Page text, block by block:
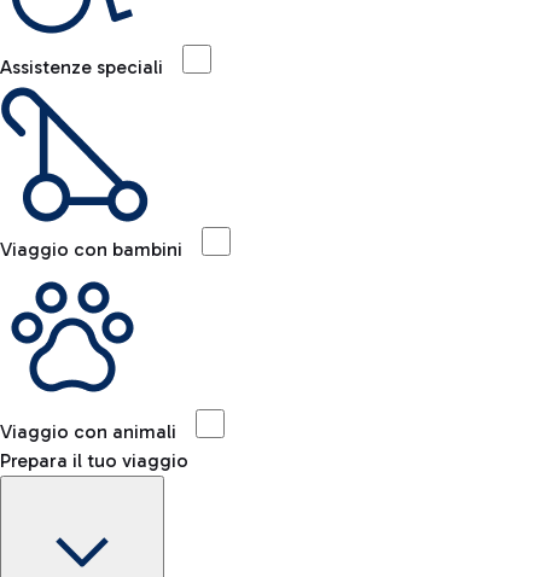
Assistenze speciali
Viaggio con bambini
Viaggio con animali
Prepara il tuo viaggio